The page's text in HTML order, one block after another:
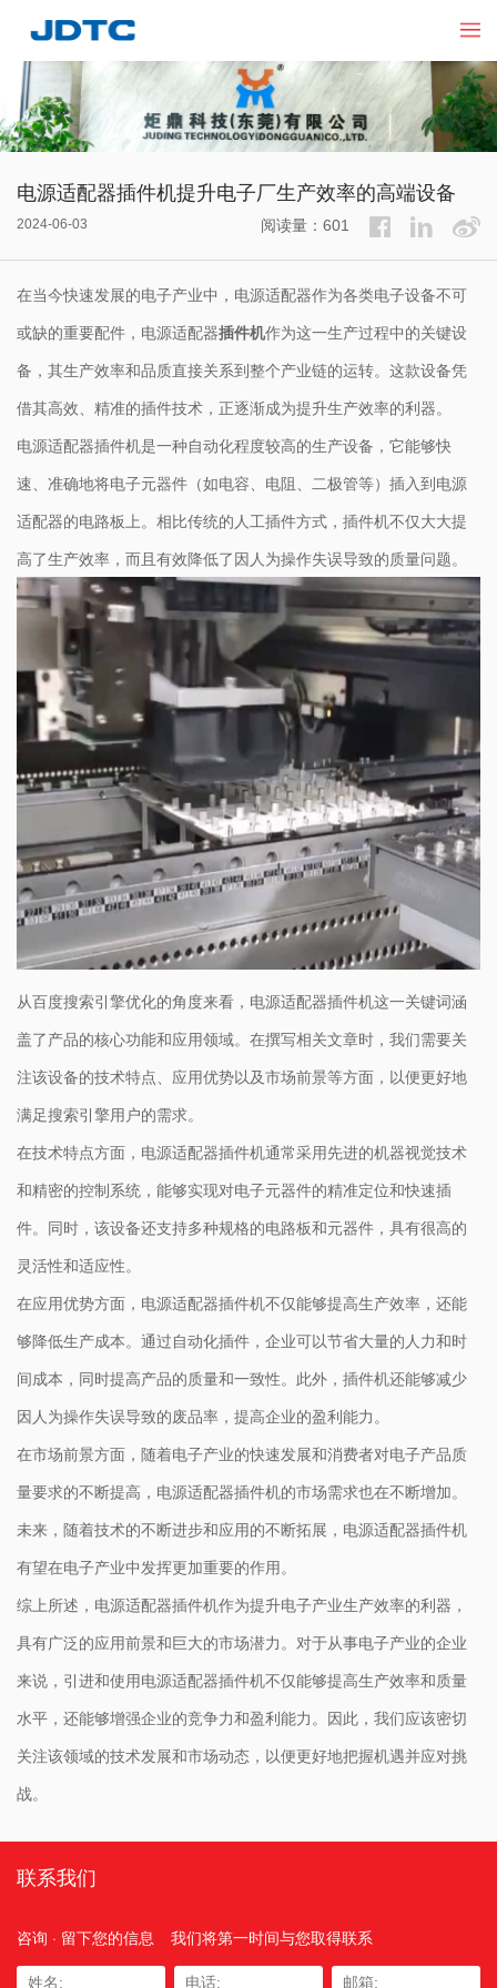
电源适配器插件机提升电子厂生产效率的高端设备
2024-06-03 阅读量：601
在当今快速发展的电子产业中，电源适配器作为各类电子设备不可
或缺的重要配件，电源适配器插件机作为这一生产过程中的关键设
备，其生产效率和品质直接关系到整个产业链的运转。这款设备凭
借其高效、精准的插件技术，正逐渐成为提升生产效率的利器。
电源适配器插件机是一种自动化程度较高的生产设备，它能够快
速、准确地将电子元器件（如电容、电阻、二极管等）插入到电源
适配器的电路板上。相比传统的人工插件方式，插件机不仅大大提
高了生产效率，而且有效降低了因人为操作失误导致的质量问题。
从百度搜索引擎优化的角度来看，电源适配器插件机这一关键词涵
盖了产品的核心功能和应用领域。在撰写相关文章时，我们需要关
注该设备的技术特点、应用优势以及市场前景等方面，以便更好地
满足搜索引擎用户的需求。
在技术特点方面，电源适配器插件机通常采用先进的机器视觉技术
和精密的控制系统，能够实现对电子元器件的精准定位和快速插
件。同时，该设备还支持多种规格的电路板和元器件，具有很高的
灵活性和适应性。
在应用优势方面，电源适配器插件机不仅能够提高生产效率，还能
够降低生产成本。通过自动化插件，企业可以节省大量的人力和时
间成本，同时提高产品的质量和一致性。此外，插件机还能够减少
因人为操作失误导致的废品率，提高企业的盈利能力。
在市场前景方面，随着电子产业的快速发展和消费者对电子产品质
量要求的不断提高，电源适配器插件机的市场需求也在不断增加。
未来，随着技术的不断进步和应用的不断拓展，电源适配器插件机
有望在电子产业中发挥更加重要的作用。
综上所述，电源适配器插件机作为提升电子产业生产效率的利器，
具有广泛的应用前景和巨大的市场潜力。对于从事电子产业的企业
来说，引进和使用电源适配器插件机不仅能够提高生产效率和质量
水平，还能够增强企业的竞争力和盈利能力。因此，我们应该密切
关注该领域的技术发展和市场动态，以便更好地把握机遇并应对挑
战。
联系我们
咨询 · 留下您的信息 我们将第一时间与您取得联系